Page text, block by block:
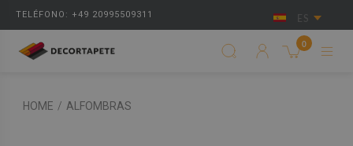
TELÉFONO: +49 20995509311 ES
0
HOME / ALFOMBRAS